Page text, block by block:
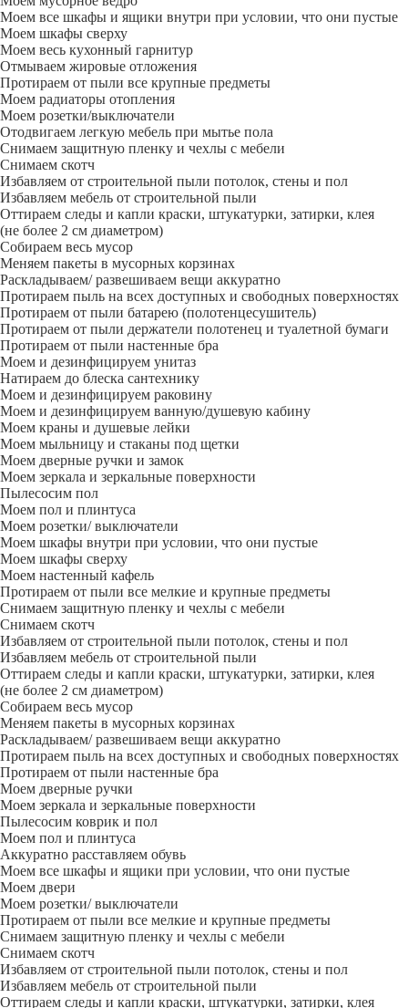
Моем все шкафы и ящики внутри при условии, что они пустые
Моем шкафы сверху
Моем весь кухонный гарнитур
Отмываем жировые отложения
Протираем от пыли все крупные предметы
Моем радиаторы отопления
Моем розетки/выключатели
Отодвигаем легкую мебель при мытье пола
Снимаем защитную пленку и чехлы с мебели
Снимаем скотч
Избавляем от строительной пыли потолок, стены и пол
Избавляем мебель от строительной пыли
Оттираем следы и капли краски, штукатурки, затирки, клея
(не более 2 см диаметром)
Собираем весь мусор
Меняем пакеты в мусорных корзинах
Раскладываем/ развешиваем вещи аккуратно
Протираем пыль на всех доступных и свободных поверхностях
Протираем от пыли батарею (полотенцесушитель)
Протираем от пыли держатели полотенец и туалетной бумаги
Протираем от пыли настенные бра
Моем и дезинфицируем унитаз
Натираем до блеска сантехнику
Моем и дезинфицируем раковину
Моем и дезинфицируем ванную/душевую кабину
Моем краны и душевые лейки
Моем мыльницу и стаканы под щетки
Моем дверные ручки и замок
Моем зеркала и зеркальные поверхности
Пылесосим пол
Моем пол и плинтуса
Моем розетки/ выключатели
Моем шкафы внутри при условии, что они пустые
Моем шкафы сверху
Моем настенный кафель
Протираем от пыли все мелкие и крупные предметы
Снимаем защитную пленку и чехлы с мебели
Снимаем скотч
Избавляем от строительной пыли потолок, стены и пол
Избавляем мебель от строительной пыли
Оттираем следы и капли краски, штукатурки, затирки, клея
(не более 2 см диаметром)
Собираем весь мусор
Меняем пакеты в мусорных корзинах
Раскладываем/ развешиваем вещи аккуратно
Протираем пыль на всех доступных и свободных поверхностях
Протираем от пыли настенные бра
Моем дверные ручки
Моем зеркала и зеркальные поверхности
Пылесосим коврик и пол
Моем пол и плинтуса
Аккуратно расставляем обувь
Моем все шкафы и ящики при условии, что они пустые
Моем двери
Моем розетки/ выключатели
Протираем от пыли все мелкие и крупные предметы
Снимаем защитную пленку и чехлы с мебели
Снимаем скотч
Избавляем от строительной пыли потолок, стены и пол
Избавляем мебель от строительной пыли
Оттираем следы и капли краски, штукатурки, затирки, клея